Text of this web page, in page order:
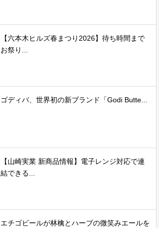
【六本木ヒルズ春まつり2026】待ち時間まで
お祭り...
ゴディバ、世界初の新ブランド「Godi Butte...
【山崎実業 新商品情報】電子レンジ対応で連
結できる...
エチゴビールが林檎とハーブの微笑みエールを